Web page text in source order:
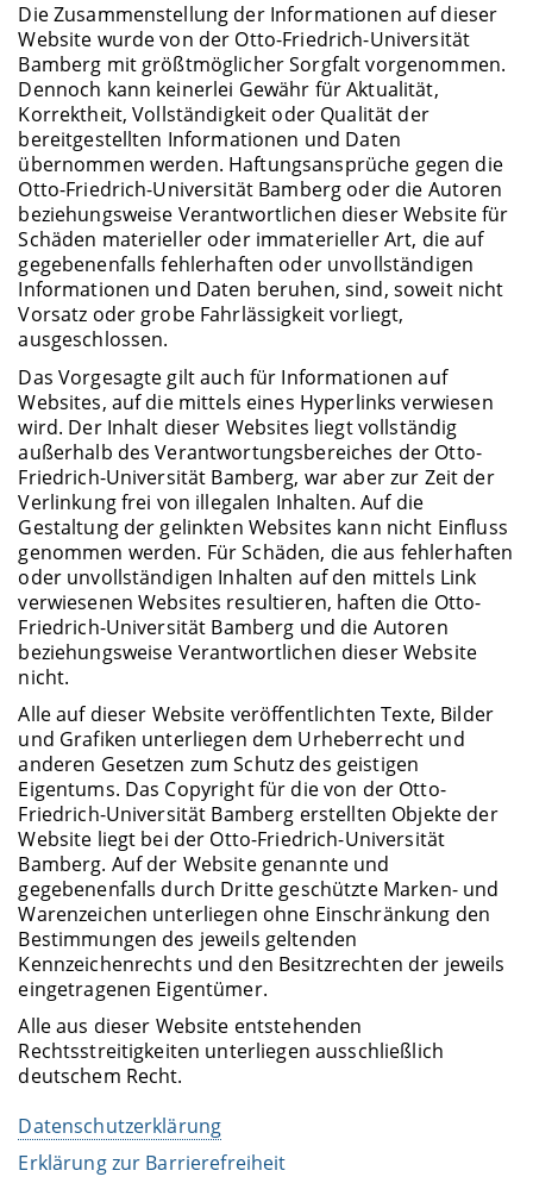
Die Zusammenstellung der Informationen auf dieser
Website wurde von der Otto-Friedrich-Universität
Bamberg mit größtmöglicher Sorgfalt vorgenommen.
Dennoch kann keinerlei Gewähr für Aktualität,
Korrektheit, Vollständigkeit oder Qualität der
bereitgestellten Informationen und Daten
übernommen werden. Haftungsansprüche gegen die
Otto-Friedrich-Universität Bamberg oder die Autoren
beziehungsweise Verantwortlichen dieser Website für
Schäden materieller oder immaterieller Art, die auf
gegebenenfalls fehlerhaften oder unvollständigen
Informationen und Daten beruhen, sind, soweit nicht
Vorsatz oder grobe Fahrlässigkeit vorliegt,
ausgeschlossen.
Das Vorgesagte gilt auch für Informationen auf
Websites, auf die mittels eines Hyperlinks verwiesen
wird. Der Inhalt dieser Websites liegt vollständig
außerhalb des Verantwortungsbereiches der Otto-
Friedrich-Universität Bamberg, war aber zur Zeit der
Verlinkung frei von illegalen Inhalten. Auf die
Gestaltung der gelinkten Websites kann nicht Einfluss
genommen werden. Für Schäden, die aus fehlerhaften
oder unvollständigen Inhalten auf den mittels Link
verwiesenen Websites resultieren, haften die Otto-
Friedrich-Universität Bamberg und die Autoren
beziehungsweise Verantwortlichen dieser Website
nicht.
Alle auf dieser Website veröffentlichten Texte, Bilder
und Grafiken unterliegen dem Urheberrecht und
anderen Gesetzen zum Schutz des geistigen
Eigentums. Das Copyright für die von der Otto-
Friedrich-Universität Bamberg erstellten Objekte der
Website liegt bei der Otto-Friedrich-Universität
Bamberg. Auf der Website genannte und
gegebenenfalls durch Dritte geschützte Marken- und
Warenzeichen unterliegen ohne Einschränkung den
Bestimmungen des jeweils geltenden
Kennzeichenrechts und den Besitzrechten der jeweils
eingetragenen Eigentümer.
Alle aus dieser Website entstehenden
Rechtsstreitigkeiten unterliegen ausschließlich
deutschem Recht.
Datenschutzerklärung
Erklärung zur Barrierefreiheit